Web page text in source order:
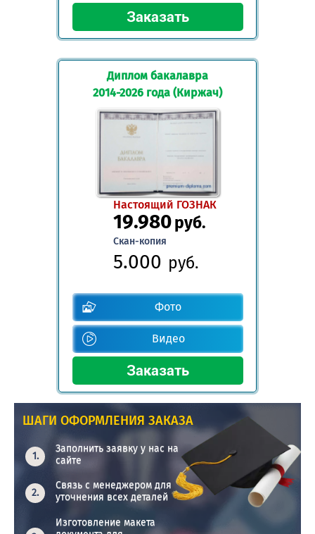
Диплом бакалавра
2014-2026 года (Киржач)
Настоящий ГОЗНАК
19.980руб.
Скан-копия
5.000 руб.
Фото
Видео
ШАГИ ОФОРМЛЕНИЯ ЗАКАЗА
Заполнить заявку у нас на
сайте
Связь с менеджером для
уточнения всех деталей
Изготовление макета